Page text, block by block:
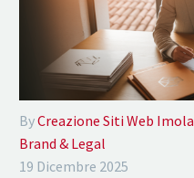
ByCreazione Siti Web Imola
Brand & Legal
19 Dicembre 2025